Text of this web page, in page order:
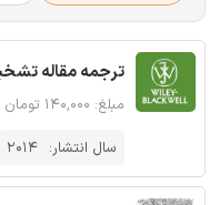
ترجمه مقاله
مبلغ: ۱۴۰,۰۰۰ تومان
سال انتشار: 2014